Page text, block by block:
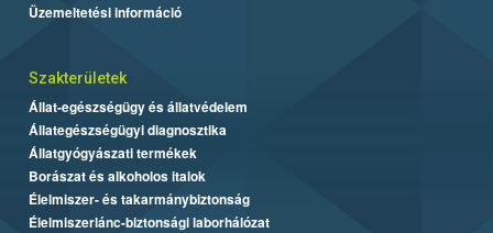
Üzemeltetési információ
Szakterületek
Állat-egészségügy és állatvédelem
Állategészségügyi diagnosztika
Állatgyógyászati termékek
Borászat és alkoholos italok
Élelmiszer- és takarmánybiztonság
Élelmiszerlánc-biztonsági laborhálózat